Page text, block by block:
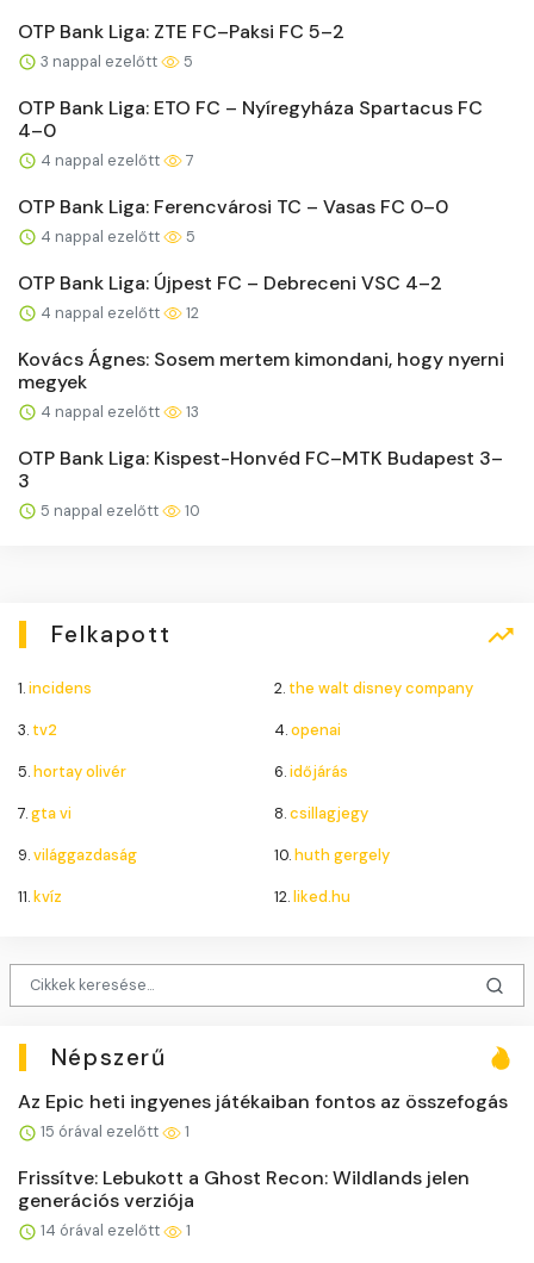
OTP Bank Liga: ZTE FC–Paksi FC 5–2
3 nappal ezelőtt 5
OTP Bank Liga: ETO FC – Nyíregyháza Spartacus FC
4–0
4 nappal ezelőtt 7
OTP Bank Liga: Ferencvárosi TC – Vasas FC 0–0
4 nappal ezelőtt 5
OTP Bank Liga: Újpest FC – Debreceni VSC 4–2
4 nappal ezelőtt 12
Kovács Ágnes: Sosem mertem kimondani, hogy nyerni
megyek
4 nappal ezelőtt 13
OTP Bank Liga: Kispest-Honvéd FC–MTK Budapest 3–
3
5 nappal ezelőtt 10
Felkapott
1.incidens 2. the walt disney company
3. tv2 4.openai
5.hortay olivér 6.időjárás
7.gta vi 8.csillagjegy
9.világgazdaság 10.huth gergely
11.kvíz 12.liked.hu
Népszerű
Az Epic heti ingyenes játékaiban fontos az összefogás
15 órával ezelőtt 1
Frissítve: Lebukott a Ghost Recon: Wildlands jelen
generációs verziója
14 órával ezelőtt 1